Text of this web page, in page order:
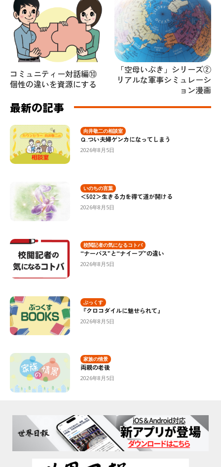
コミュニティー対話編⑩
個性の違いを資源にする
「空母いぶき」シリーズ②
リアルな軍事シミュレーシ
ョン漫画
最新の記事
向井敬二の相談室
Ｑ.つい夫婦ゲンカになってしまう
2026年8月5日
いのちの言葉
＜502＞生きる力を得て道が開ける
2026年8月5日
校閲記者の気になるコトバ
“ナーバス”と“ナイーブ”の違い
2026年8月5日
ぶっくす
『クロコダイルに魅せられて』
2026年8月5日
家族の情景
両親の老後
2026年8月5日